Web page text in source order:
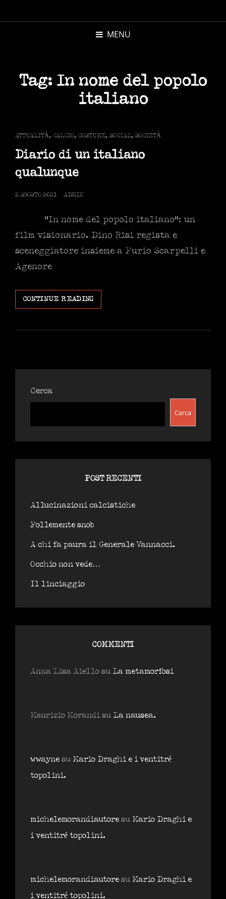
MENU
Tag: In nome del popolo
italiano
CAT
LINKS
ATTUALITÀ, CALCIO, COSTUME, SOCIAL, SOCIETÀ
Diario di un italiano
qualunque
POSTED
2 AGOSTO 2021 ADMIN
“In nome del popolo italiano”: un
film visionario. Dino Risi regista e
sceneggiatore insieme a Furio Scarpelli e
Agenore
CONTINUE READINGDIARIO
DI
ITALIANO
Cerca
Cerca
POST RECENTI
Allucinazioni calcistiche
Follemente snob
A chi fa paura il Generale Vannacci.
Occhio non vede…
Il linciaggio
COMMENTI
Anna Lisa Aiello su La metamorfosi
Maurizio Morandisu La nausea.
wwayne su Mario Draghi e i ventitré
topolini.
michelemorandiautore su Mario Draghi e
i ventitré topolini.
michelemorandiautore su Mario Draghi e
i ventitré topolini.